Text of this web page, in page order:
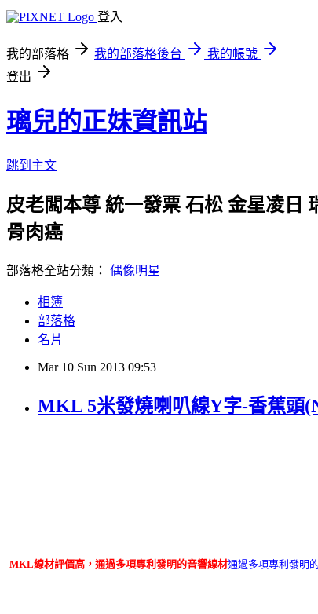
登入
我的部落格 我的部落格後台
我的帳號
登出
璃兒的正妹資訊站
跳到主文
皮老闆本尊 統一發票 石松 金星凌日
骨肉癌
部落格全站分類： 偶像明星
相簿
部落格
名片
Mar 10 Sun 2013 09:53
MKL 5米發燒喇叭線Y字-香蕉頭
MKL線材評價高，通過多項專利發明的音響線材通過多項專利發明